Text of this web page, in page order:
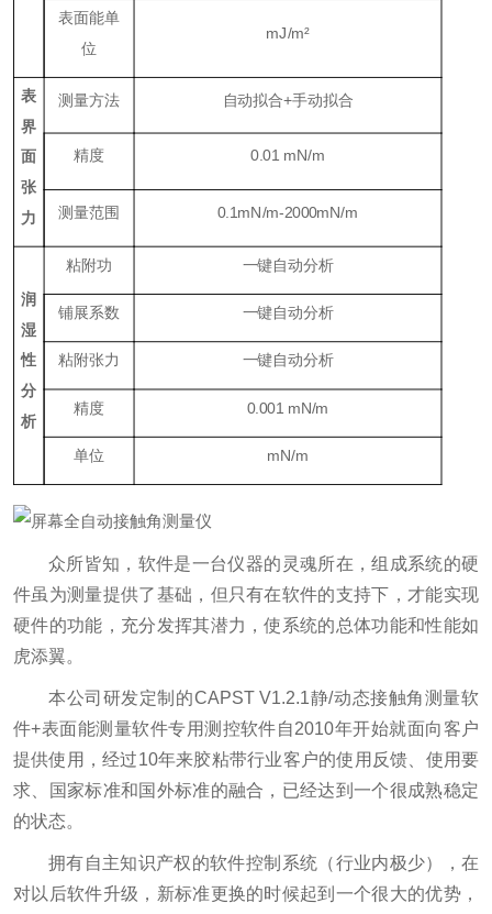
表面能单
位
mJ/m²
表
界
面
张
力
测量方法 自动拟合+手动拟合
精度 0.01 mN/m
测量范围 0.1mN/m-2000mN/m
润
湿
性
分
析
粘附功 一键自动分析
铺展系数 一键自动分析
粘附张力 一键自动分析
精度 0.001 mN/m
单位 mN/m
众所皆知，软件是一台仪器的灵魂所在，组成系统的硬
件虽为测量提供了基础，但只有在软件的支持下，才能实现
硬件的功能，充分发挥其潜力，使系统的总体功能和性能如
虎添翼。
本公司研发定制的CAPST V1.2.1静/动态接触角测量软
件+表面能测量软件专用测控软件自2010年开始就面向客户
提供使用，经过10年来胶粘带行业客户的使用反馈、使用要
求、国家标准和国外标准的融合，已经达到一个很成熟稳定
的状态。
拥有自主知识产权的软件控制系统（行业内极少），在
对以后软件升级，新标准更换的时候起到一个很大的优势，